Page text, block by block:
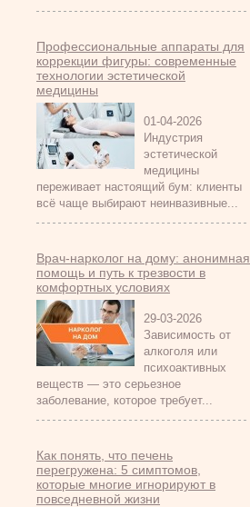
Профессиональные аппараты для
коррекции фигуры: современные
технологии эстетической
медицины
01-04-2026
Индустрия
эстетической
медицины
переживает настоящий бум: клиенты
всё чаще выбирают неинвазивные...
Врач-нарколог на дому: анонимная
помощь и путь к трезвости в
комфортных условиях
29-03-2026
Зависимость от
алкоголя или
психоактивных
веществ — это серьезное
заболевание, которое требует...
Как понять, что печень
перегружена: 5 симптомов,
которые многие игнорируют в
повседневной жизни